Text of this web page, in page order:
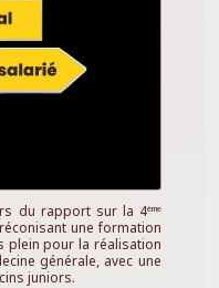
du rapport sur la 4ème
une formation
plein pour la réalisation
générale, avec une
juniors.